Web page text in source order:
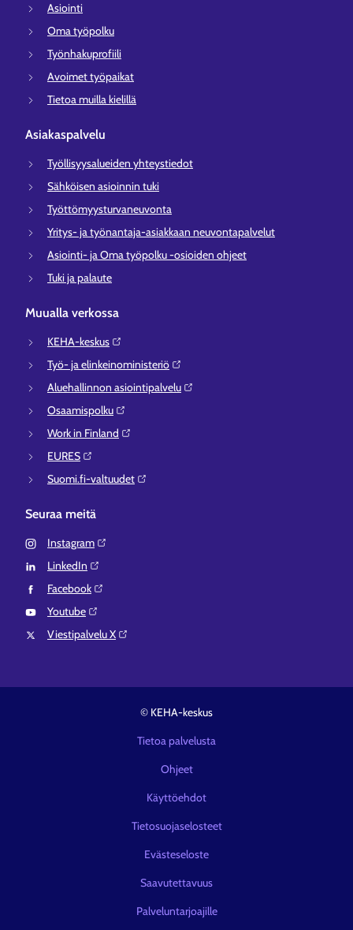
Asiointi
Oma työpolku
Työnhakuprofiili
Avoimet työpaikat
Tietoa muilla kielillä
Asiakaspalvelu
Työllisyysalueiden yhteystiedot
Sähköisen asioinnin tuki
Työttömyysturvaneuvonta
Yritys- ja työnantaja-asiakkaan neuvontapalvelut
Asiointi- ja Oma työpolku -osioiden ohjeet
Tuki ja palaute
Muualla verkossa
KEHA-keskus⁠
Työ- ja elinkeinoministeriö⁠
Aluehallinnon asiointipalvelu⁠
Osaamispolku⁠
Work in Finland⁠
EURES⁠
Suomi.fi-valtuudet⁠
Seuraa meitä
Instagram⁠
LinkedIn⁠
Facebook⁠
Youtube⁠
Viestipalvelu X⁠
© KEHA-keskus
Tietoa palvelusta
Ohjeet
Käyttöehdot
Tietosuojaselosteet
Evästeseloste
Saavutettavuus
Palveluntarjoajille